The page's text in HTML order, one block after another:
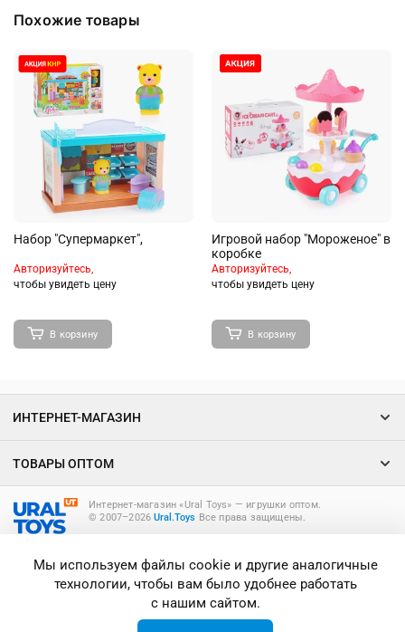
Похожие товары
Набор "Супермаркет",
Авторизуйтесь,
чтобы увидеть цену
В корзину
Игровой набор "Мороженое" в
коробке
Авторизуйтесь,
чтобы увидеть цену
В корзину
Интернет-магазин «Ural Toys» ― игрушки оптом.
© 2007–2026Ural.Toys Все права защищены.
ИНТЕРНЕТ-МАГАЗИН
ТОВАРЫ ОПТОМ
Мы используем файлы cookie и другие аналогичные
технологии, чтобы вам было удобнее работать
с нашим сайтом.